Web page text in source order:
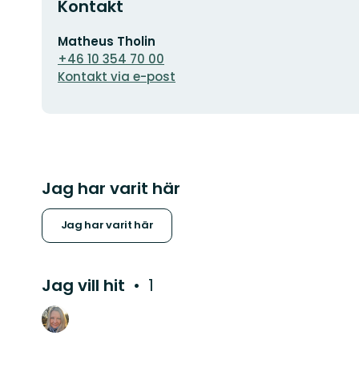
Kontakt
E-
postadress
Matheus Tholin
+46 10 354 70 00
Kontakt via e-post
Jag har varit här
Jag har varit här
Jag vill hit 1